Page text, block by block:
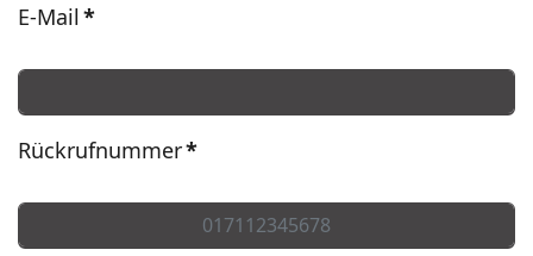
E-Mail*
Rückrufnummer*